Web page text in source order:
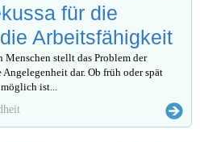
für die
Arbeitsfähigkeit
stellt das Problem der
dar. Ob früh oder spät
ist...